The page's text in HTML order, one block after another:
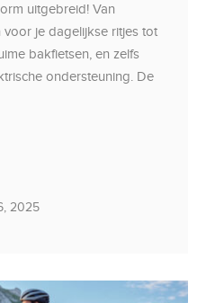
uitgebreid! Van
voor je dagelijkse ritjes tot
bakfietsen, en zelfs
ondersteuning. De
2025